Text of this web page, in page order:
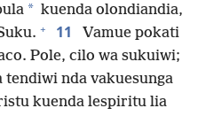
* kuenda olondiandia,
+ 11
Vamue pokati
Pole, cilo wa sukuiwi;
tendiwi nda vakuesunga
kuenda lespiritu lia